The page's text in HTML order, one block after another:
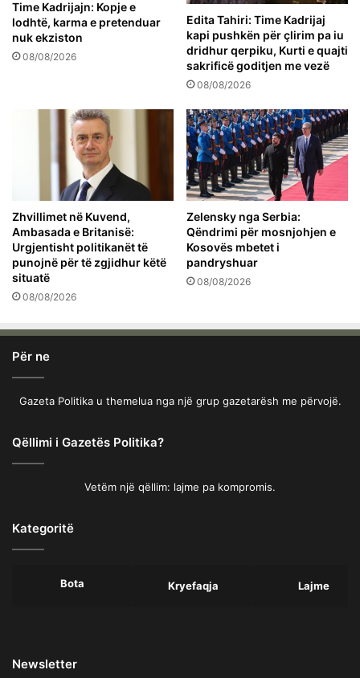
Time Kadrijajn: Kopje e
lodhtë, karma e pretenduar
nuk ekziston
08/08/2026
Edita Tahiri: Time Kadrijaj
kapi pushkën për çlirim pa iu
dridhur qerpiku, Kurti e quajti
sakrificë goditjen me vezë
08/08/2026
Zhvillimet në Kuvend,
Ambasada e Britanisë:
Urgjentisht politikanët të
punojnë për të zgjidhur këtë
situatë
08/08/2026
Zelensky nga Serbia:
Qëndrimi për mosnjohjen e
Kosovës mbetet i
pandryshuar
08/08/2026
Për ne
Gazeta Politika u themelua nga një grup gazetarësh me përvojë.
Qëllimi i Gazetës Politika?
Vetëm një qëllim: lajme pa kompromis.
Kategoritë
Bota Kryefaqja Lajme
Newsletter